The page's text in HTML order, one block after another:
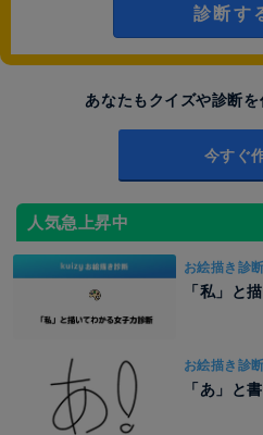
診断す
あなたもクイズや診断
今すぐ
人気急上昇中
お絵描き診断
「私」と
お絵描き診断
「あ」と